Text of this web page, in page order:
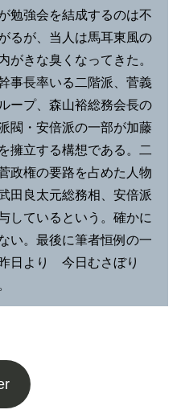
勉強会を結成するのは不
るが、当人は馬耳東風の
がきな臭くなってきた。
事長率いる二階派、菅義
ープ、森山裕総務会長の
閥・安倍派の一部が加藤
擁立する構想である。二
政権の要路を占めた人物
田良太元総務相、安倍派
しているという。確かに
い。最後に筆者恒例の一
日より 今日むさぼり